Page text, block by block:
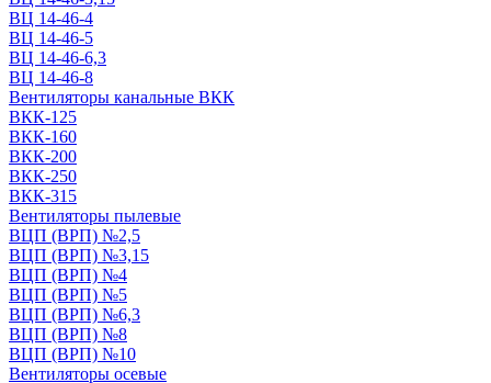
ВЦ 14-46-4
ВЦ 14-46-5
ВЦ 14-46-6,3
ВЦ 14-46-8
Вентиляторы канальные ВКК
ВКК-125
ВКК-160
ВКК-200
ВКК-250
ВКК-315
Вентиляторы пылевые
ВЦП (ВРП) №2,5
ВЦП (ВРП) №3,15
ВЦП (ВРП) №4
ВЦП (ВРП) №5
ВЦП (ВРП) №6,3
ВЦП (ВРП) №8
ВЦП (ВРП) №10
Вентиляторы осевые